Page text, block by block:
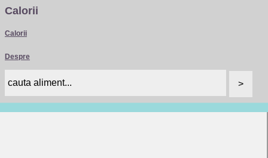
Calorii
Calorii
Despre